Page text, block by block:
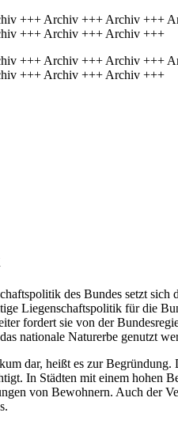
+++ Archiv +++ Archiv
+++ Archiv +++ Archiv +++
+++ Archiv +++ Archiv
+++ Archiv +++ Archiv +++
des Bundes setzt
Liegenschaftspolitik für die
fordert sie von der
nationale Naturerbe genutzt
dar, heißt es zur
In Städten mit einem hohen
von Bewohnern. Auch der